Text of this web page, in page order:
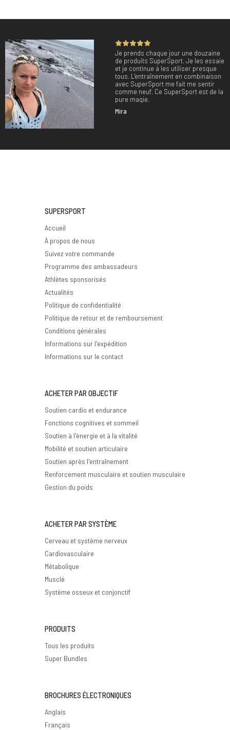
Je prends chaque jour une douzaine
de produits SuperSport. Je les essaie
et je continue à les utiliser presque
tous. L'entraînement en combinaison
avec SuperSport me fait me sentir
comme neuf. Ce SuperSport est de la
pure magie.
Mira
SUPERSPORT
Accueil
À propos de nous
Suivez votre commande
Programme des ambassadeurs
Athlètes sponsorisés
Actualités
Politique de confidentialité
Politique de retour et de remboursement
Conditions générales
Informations sur l'expédition
Informations sur le contact
ACHETER PAR OBJECTIF
Soutien cardio et endurance
Fonctions cognitives et sommeil
Soutien à l'énergie et à la vitalité
Mobilité et soutien articulaire
Soutien après l'entraînement
Renforcement musculaire et soutien musculaire
Gestion du poids
ACHETER PAR SYSTÈME
Cerveau et système nerveux
Cardiovasculaire
Métabolique
Musclé
Système osseux et conjonctif
PRODUITS
Tous les produits
Super Bundles
BROCHURES ÉLECTRONIQUES
Anglais
Français